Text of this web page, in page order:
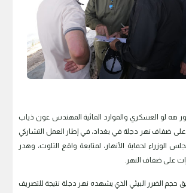
هه لو العسكري والموارد المائية المهندس عون ذياب
على ضفاف نهر دجلة في بغداد، في إطار العمل التشاركي
الوزراء لحماية الأنهار، لمتابعة واقع التلوث، وهدر
على ضفاف النهر.
حجم الضرر البيئي الذي يشهده نهر دجلة نتيجة للتصريف